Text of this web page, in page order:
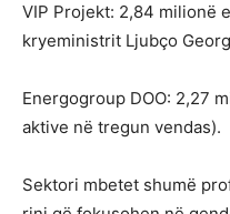
VIP Projekt: 2,84 milionë
kryeministrit Ljubço
Energogroup DOO: 2,27
aktive në tregun vendas).
Sektori mbetet shumë